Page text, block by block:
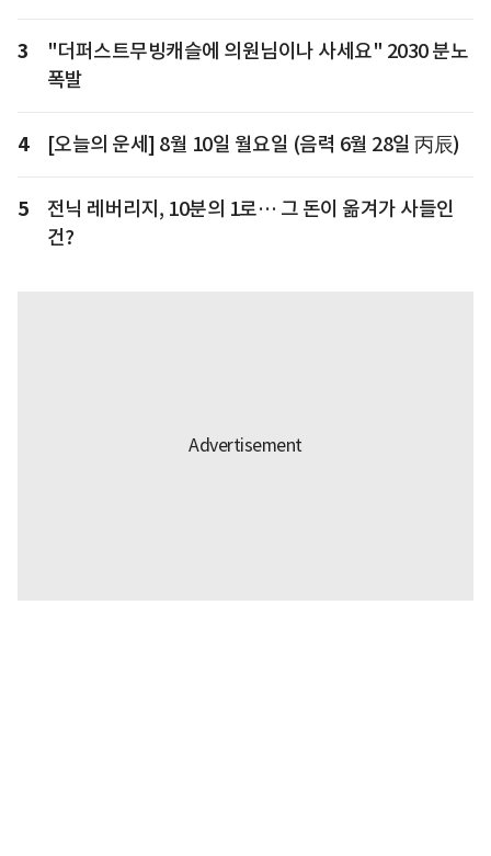
3
"더퍼스트무빙캐슬에 의원님이나 사세요" 2030 분노
폭발
4 [오늘의 운세] 8월 10일 월요일 (음력 6월 28일 丙辰)
5
전닉 레버리지, 10분의 1로… 그 돈이 옮겨가 사들인
건?